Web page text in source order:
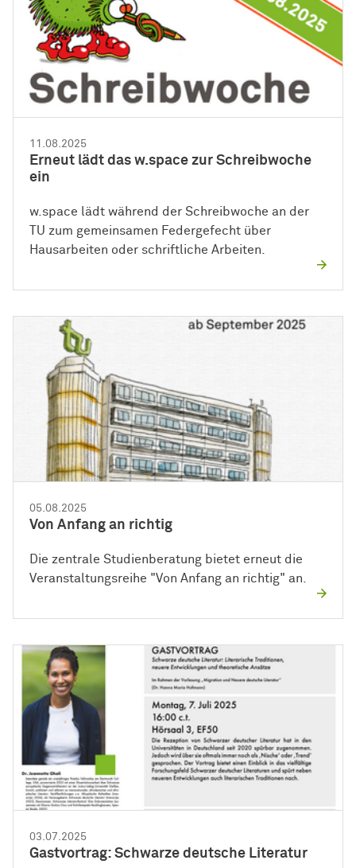
11.08.2025
Erneut lädt das w.space zur Schreibwoche
ein
w.space lädt während der Schreibwoche an der
TU zum gemeinsamen Federgefecht über
Hausarbeiten oder schriftliche Arbeiten.
05.08.2025
Von Anfang an richtig
Die zentrale Studienberatung bietet erneut die
Veranstaltungsreihe "Von Anfang an richtig" an.
03.07.2025
Gastvortrag: Schwarze deutsche Literatur